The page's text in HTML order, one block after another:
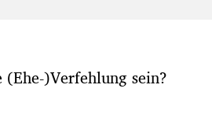
)Verfehlung sein?